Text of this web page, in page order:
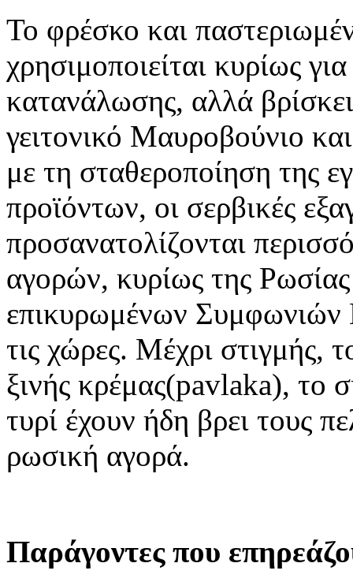
Το φρέσκο και
χρησιμοποιείται κυρίως
κατανάλωσης, αλλά
γειτονικό Μαυροβούνιο
με τη σταθεροποίηση της
προϊόντων, οι σερβικές
προσανατολίζονται
αγορών, κυρίως της
επικυρωμένων Συμφωνιών
τις χώρες. Μέχρι στιγμής,
ξινής κρέμας(pavlaka), το
τυρί έχουν ήδη βρει τους
ρωσική αγορά.
Παράγοντες που